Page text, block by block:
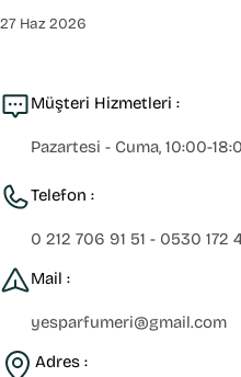
27 Haz 2026
Müşteri Hizmetleri :
Pazartesi - Cuma, 10:00-
Telefon :
0 212 706 91 51 - 0530 172
Mail :
yesparfumeri@gmail.com
Adres :